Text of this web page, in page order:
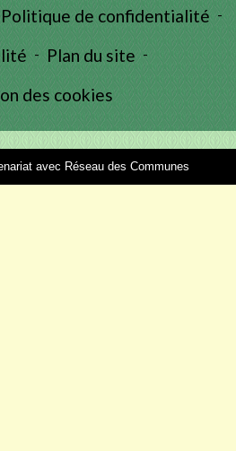
Politique de confidentialité -
- Plan du site -
des cookies
avec Réseau des Communes